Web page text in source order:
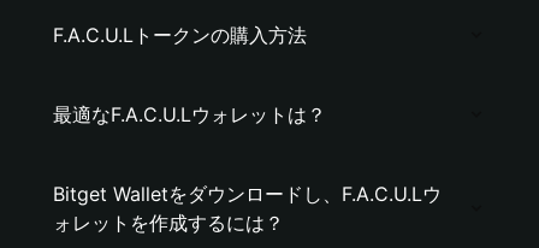
F.A.C.U.Lトークンの購入方法
最適なF.A.C.U.Lウォレットは？
Bitget Walletをダウンロードし、F.A.C.U.Lウ
ォレットを作成するには？